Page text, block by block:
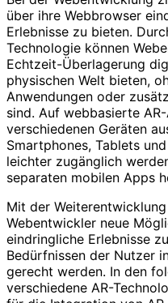
über ihre Webbrowser
Erlebnisse zu bieten.
Technologie können
Echtzeit-Überlagerung
physischen Welt bieten,
Anwendungen oder
sind. Auf webbasierte
verschiedenen Geräten
Smartphones, Tablets
leichter zugänglich
separaten mobilen Apps
Mit der
Webentwickler neue
eindringliche Erlebnisse
Bedürfnissen der Nutzer
gerecht werden. In den
verschiedene AR-